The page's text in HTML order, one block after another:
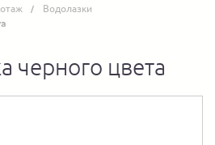
Водолазки
черного цвета